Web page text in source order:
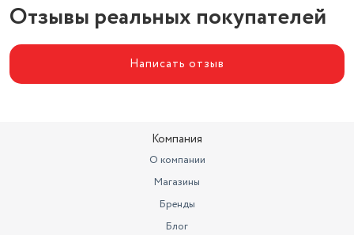
Отзывы реальных покупателей
Написать отзыв
Компания
О компании
Магазины
Бренды
Блог